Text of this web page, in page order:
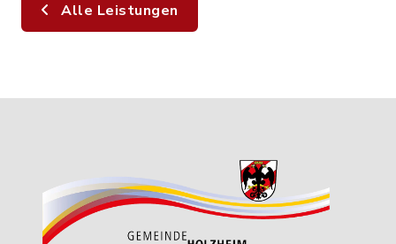
Alle Leistungen